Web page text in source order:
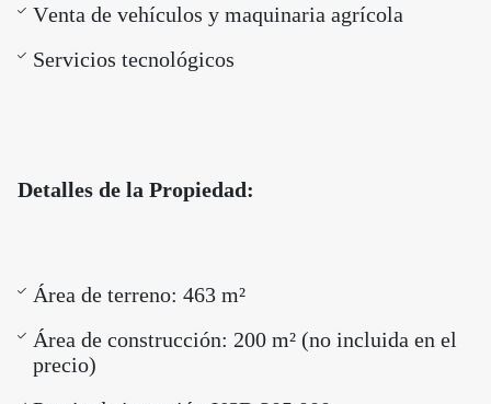
Venta de vehículos y maquinaria agrícola
Servicios tecnológicos
Detalles de la Propiedad:
Área de terreno: 463 m²
Área de construcción: 200 m² (no incluida en el
precio)